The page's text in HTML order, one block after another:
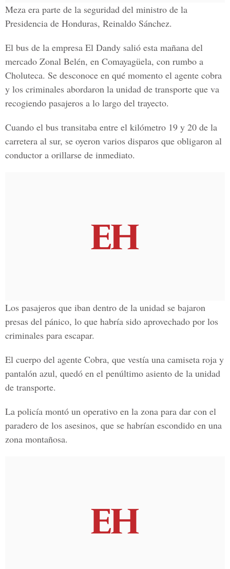
Meza era parte de la seguridad del ministro de la
Presidencia de Honduras, Reinaldo Sánchez.
El bus de la empresa El Dandy salió esta mañana del
mercado Zonal Belén, en Comayagüela, con rumbo a
Choluteca. Se desconoce en qué momento el agente cobra
y los criminales abordaron la unidad de transporte que va
recogiendo pasajeros a lo largo del trayecto.
Cuando el bus transitaba entre el kilómetro 19 y 20 de la
carretera al sur, se oyeron varios disparos que obligaron al
conductor a orillarse de inmediato.
Los pasajeros que iban dentro de la unidad se bajaron
presas del pánico, lo que habría sido aprovechado por los
criminales para escapar.
El cuerpo del agente Cobra, que vestía una camiseta roja y
pantalón azul, quedó en el penúltimo asiento de la unidad
de transporte.
La policía montó un operativo en la zona para dar con el
paradero de los asesinos, que se habrían escondido en una
zona montañosa.